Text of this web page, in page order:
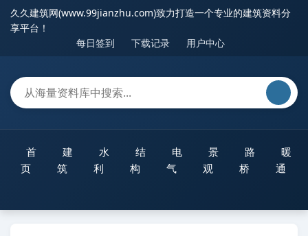
久久建筑网(www.99jianzhu.com)致力打造一个专业的建筑资料分
享平台！
每日签到
下载记录 用户中心
首
页
建
筑
水
利
结
构
电
气
景
观
路
桥
暖
通